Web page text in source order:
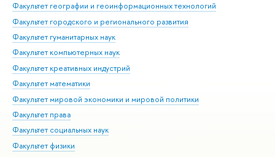
Факультет географии и геоинформационных технологий
Факультет городского и регионального развития
Факультет гуманитарных наук
Факультет компьютерных наук
Факультет креативных индустрий
Факультет математики
Факультет мировой экономики и мировой политики
Факультет права
Факультет социальных наук
Факультет физики